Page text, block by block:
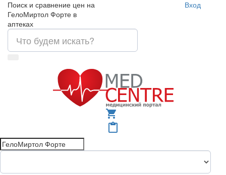
Поиск и сравнение цен на
ГелоМиртол Форте в
аптеках
Вход
shopping_cart
content_paste